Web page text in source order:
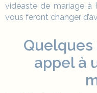
vidéaste de mariageà
vous feront changer
Quelques
appel à